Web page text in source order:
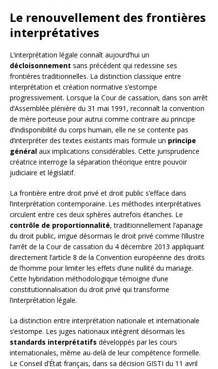
Le renouvellement des frontières
interprétatives
L’interprétation légale connaît aujourd’hui un
décloisonnement sans précédent qui redessine ses
frontières traditionnelles. La distinction classique entre
interprétation et création normative s’estompe
progressivement. Lorsque la Cour de cassation, dans son arrêt
d’Assemblée plénière du 31 mai 1991, reconnaît la convention
de mère porteuse pour autrui comme contraire au principe
d’indisponibilité du corps humain, elle ne se contente pas
d’interpréter des textes existants mais formule un principe
général aux implications considérables. Cette jurisprudence
créatrice interroge la séparation théorique entre pouvoir
judiciaire et législatif.
La frontière entre droit privé et droit public s’efface dans
l’interprétation contemporaine. Les méthodes interprétatives
circulent entre ces deux sphères autrefois étanches. Le
contrôle de proportionnalité, traditionnellement l’apanage
du droit public, irrigue désormais le droit privé comme l’illustre
l’arrêt de la Cour de cassation du 4 décembre 2013 appliquant
directement l’article 8 de la Convention européenne des droits
de l’homme pour limiter les effets d’une nullité du mariage.
Cette hybridation méthodologique témoigne d’une
constitutionnalisation du droit privé qui transforme
l’interprétation légale.
La distinction entre interprétation nationale et internationale
s’estompe. Les juges nationaux intègrent désormais les
standards interprétatifs développés par les cours
internationales, même au-delà de leur compétence formelle.
Le Conseil d’État français, dans sa décision GISTI du 11 avril